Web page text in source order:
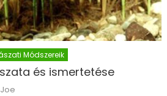
Módszereik
és ismertetése